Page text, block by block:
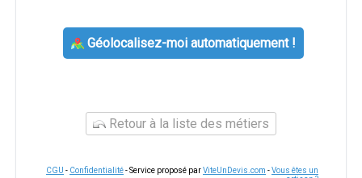
Géolocalisez-moi automatiquement !
Retour à la liste des métiers
CGU - Confidentialité- Service proposé parViteUnDevis.com -Vous êtes un